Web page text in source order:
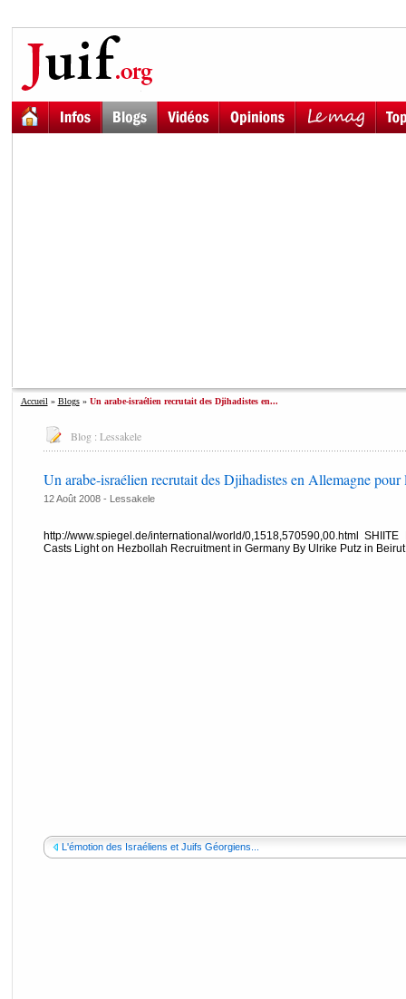
Accueil » Blogs» Un arabe-israélien recrutait des Djihadistes en...
Blog : Lessakele
Un arabe-israélien recrutait des Djihadistes en Allemagne
12 Août 2008 - Lessakele
http://www.spiegel.de/international/world/0,1518,570590,00.html
Casts Light on Hezbollah Recruitment in Germany By Ulrike Putz in Beirut
L'émotion des Israéliens et Juifs Géorgiens...